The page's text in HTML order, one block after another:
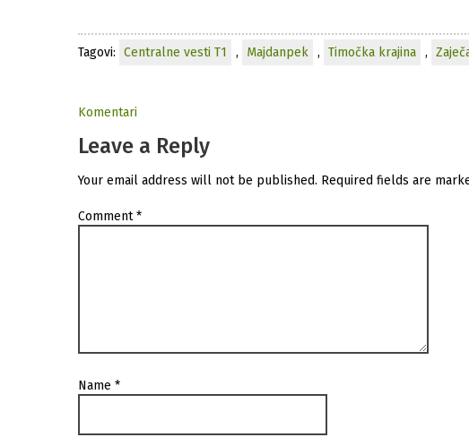
Tagovi: Centralne vesti T1 , Majdanpek , Timočka krajina ,
Komentari
Leave a Reply
Your email address will not be published. Required fields are
Comment*
Name *